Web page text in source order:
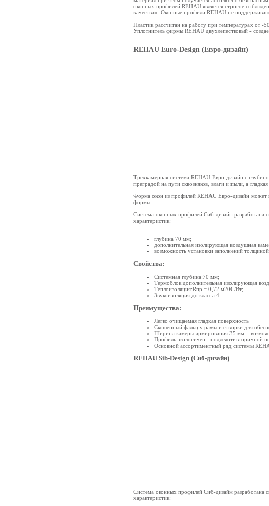
оконных профилей REHAU является строгое
качества». Оконные профили REHAU не
Пластик рассчитан на работу при температурах от
Уплотнитель фирмы REHAU двухлепестковый -
REHAU Euro-Design (Евро-дизайн)
Трехкамерная система REHAU Евро-дизайн с
преградой на пути сквозняков, влаги и пыли, а
Форма окон из профилей REHAU Евро-дизайн может
формы.
Система оконных профилей Сиб-дизайн разработана
характеристик:
глубина 70 мм;
дополнительная изолирующая воздушная
возможность установки заполнений
Свойства:
Системная глубина:70 мм;
Термоблок:дополнительная изолирующая
Теплоизоляция:Rпр = 0,72 м20С/Вт;
Звукоизоляция:до класса 4.
Преимущества:
Легко очищаемая гладкая поверхность
Скошенный фальц у рамы и створки для
Ширина камеры армирования 35 мм –
Профиль экологичен - подлежит вторичной
Основной ассортиментный ряд системы
REHAU Sib-Design (Сиб-дизайн)
Система оконных профилей Сиб-дизайн разработана
характеристик: